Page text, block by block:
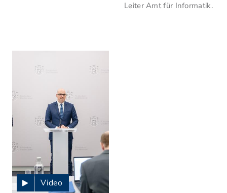
Leiter Amt für Informatik.
Video